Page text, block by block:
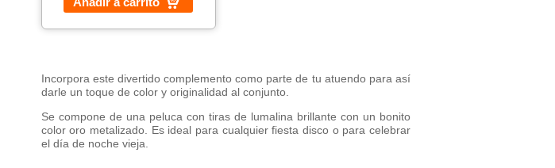
Incorpora este divertido complemento como parte de tu atuendo para así
darle un toque de color y originalidad al conjunto.
Se compone de una peluca con tiras de lumalina brillante con un bonito
color oro metalizado. Es ideal para cualquier fiesta disco o para celebrar
el día de noche vieja.